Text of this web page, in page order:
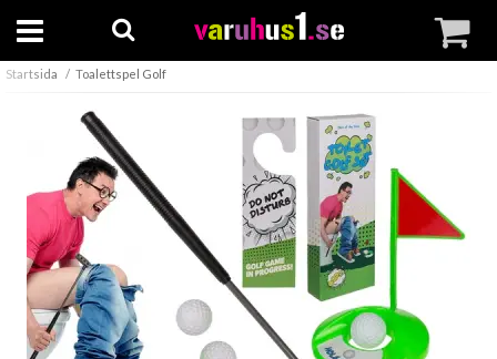
Startsida Toalettspel Golf